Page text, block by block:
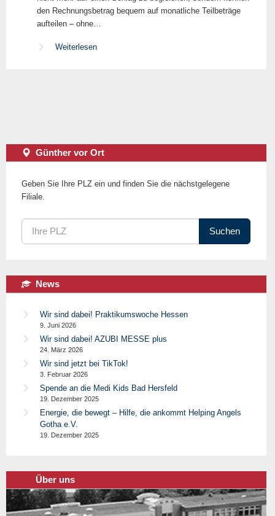
den Rechnungsbetrag bequem auf monatliche Teilbeträge
aufteilen – ohne…
Weiterlesen
Günther vor Ort
Geben Sie Ihre PLZ ein und finden Sie die nächstgelegene
Filiale.
Suchen
News
Wir sind dabei! Praktikumswoche Hessen
9. Juni 2026
Wir sind dabei! AZUBI MESSE plus
24. März 2026
Wir sind jetzt bei TikTok!
3. Februar 2026
Spende an die Medi Kids Bad Hersfeld
19. Dezember 2025
Energie, die bewegt – Hilfe, die ankommt Helping Angels
Gotha e.V.
19. Dezember 2025
Über uns